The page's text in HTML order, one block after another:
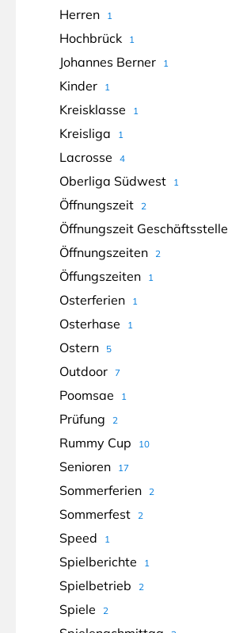
Herren 1
Hochbrück 1
Johannes Berner 1
Kinder 1
Kreisklasse 1
Kreisliga 1
Lacrosse 4
Oberliga Südwest 1
Öffnungszeit 2
Öffnungszeit Geschäftsstelle
Öffnungszeiten 2
Öffungszeiten 1
Osterferien 1
Osterhase 1
Ostern 5
Outdoor 7
Poomsae 1
Prüfung 2
Rummy Cup 10
Senioren 17
Sommerferien 2
Sommerfest 2
Speed 1
Spielberichte 1
Spielbetrieb 2
Spiele 2